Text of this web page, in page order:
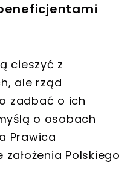
cieszyć z
ale rząd
zadbać o ich
o osobach
Prawica
Polskiego